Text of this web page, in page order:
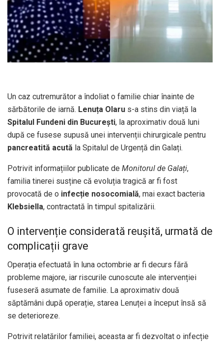
Un caz cutremurător a îndoliat o familie chiar înainte de
sărbătorile de iarnă. Lenuța Olaru s-a stins din viață la
Spitalul Fundeni din București, la aproximativ două luni
după ce fusese supusă unei intervenții chirurgicale pentru
pancreatită acută la Spitalul de Urgență din Galați.
Potrivit informațiilor publicate de Monitorul de Galați,
familia tinerei susține că evoluția tragică ar fi fost
provocată de o infecție nosocomială, mai exact bacteria
Klebsiella, contractată în timpul spitalizării.
O intervenție considerată reușită, urmată de
complicații grave
Operația efectuată în luna octombrie ar fi decurs fără
probleme majore, iar riscurile cunoscute ale intervenției
fuseseră asumate de familie. La aproximativ două
săptămâni după operație, starea Lenuței a început însă să
se deterioreze.
Potrivit relatărilor familiei, aceasta ar fi dezvoltat o infecție